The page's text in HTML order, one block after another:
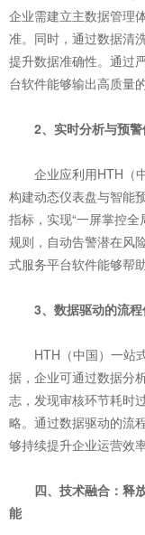
企业需建立主数据管理
准。同时，通过数据清
提升数据准确性。通过
台软件能够输出高质量
2、实时分析与预
企业应利用HTH（中
构建动态仪表盘与智能
指标，实现“一屏掌控
规则，自动告警潜在风
式服务平台软件能够帮
3、数据驱动的流程
HTH（中国）一站式
据，企业可通过数据分
志，发现审核环节耗时
略。通过数据驱动的流
够持续提升企业运营效
四、技术融合：释
能